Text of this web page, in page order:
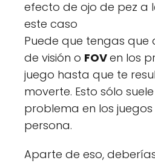
efecto de ojo de pez a
este caso
Puede que tengas
de visión o FOVen los
juego hasta que te
moverte. Esto sólo
problema en los
persona.
Aparte de eso,